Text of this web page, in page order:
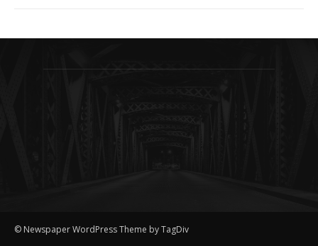
© Newspaper WordPress Theme by TagDiv